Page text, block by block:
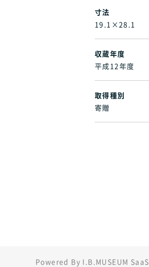
寸法
19.1×28.1
収蔵年度
平成12年度
取得種別
寄贈
Powered By I.B.MUSEUM SaaS